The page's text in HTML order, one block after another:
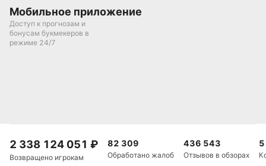
Мобильное приложение
Доступ к прогнозам и
бонусам букмекеров в
режиме 24/7
2 338 124 051 ₽
Возвращено игрокам
82 309
Обработано жалоб
436 543
Отзывов в обзорах